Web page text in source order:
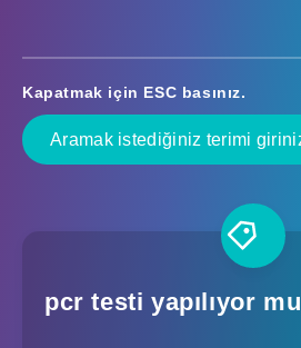
Kapatmak için ESC basınız.
pcr testi yapılıyor mu